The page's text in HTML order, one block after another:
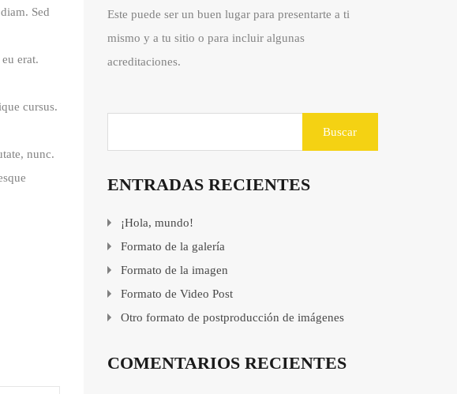
Sed
erat.
cursus.
nunc.
Este puede ser un buen lugar para presentarte a ti
mismo y a tu sitio o para incluir algunas
acreditaciones.
ENTRADAS RECIENTES
¡Hola, mundo!
Formato de la galería
Formato de la imagen
Formato de Video Post
Otro formato de postproducción de imágenes
COMENTARIOS RECIENTES